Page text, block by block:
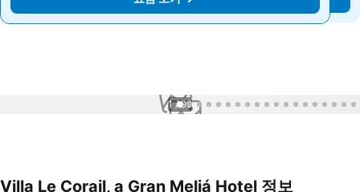
1 / 99
Villa Le Corail, a Gran Meliá Hotel 정보